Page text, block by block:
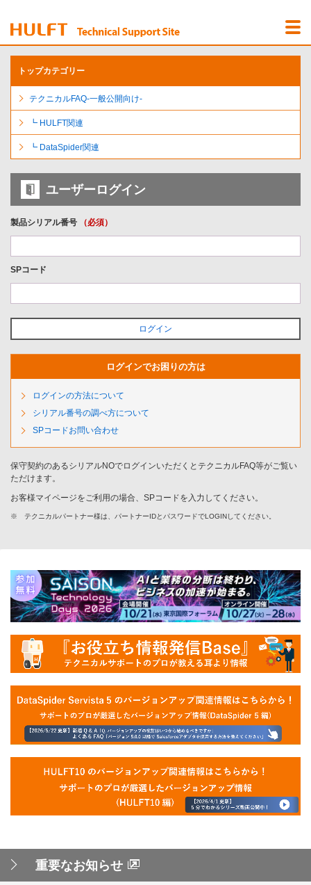
Menu
Open
重要なお知らせ
トップカテゴリー
テクニカルFAQ-一般公開向け-
┗ HULFT関連
┗ DataSpider関連
ユーザーログイン
製品シリアル番号 （必須）
SPコード
ログイン
ログインでお困りの方は
ログインの方法について
シリアル番号の調べ方について
SPコードお問い合わせ
保守契約のあるシリアルNOでログインいただくとテクニカルFAQ等がご覧い
ただけます。
お客様マイページをご利用の場合、SPコードを入力してください。
※ テクニカルパートナー様は、パートナーIDとパスワードでLOGINしてください。